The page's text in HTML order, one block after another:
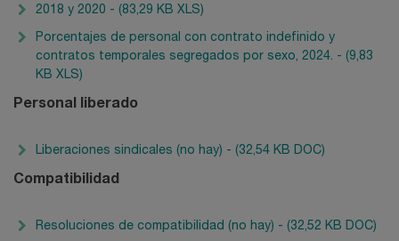
2018 y 2020 - (83,29 KB XLS)
Porcentajes de personal con contrato indefinido y
contratos temporales segregados por sexo, 2024. - (9,83
KB XLS)
Personal liberado
Liberaciones sindicales (no hay) - (32,54 KB DOC)
Compatibilidad
Resoluciones de compatibilidad (no hay) - (32,52 KB DOC)